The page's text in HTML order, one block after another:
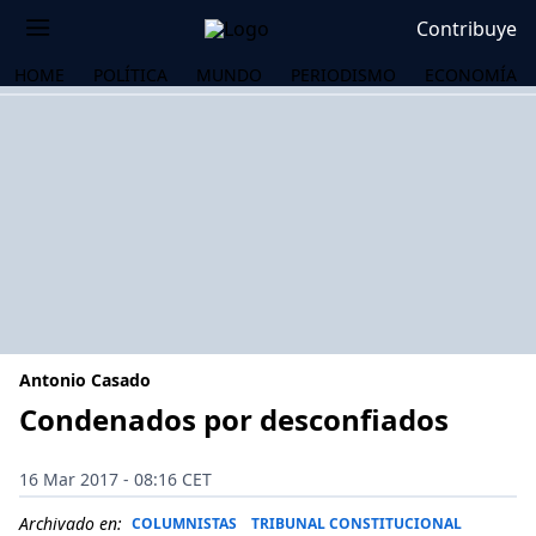
Contribuye
HOME POLÍTICA MUNDO PERIODISMO ECONOMÍA
Antonio Casado
Condenados por desconfiados
16 Mar 2017 - 08:16 CET
Archivado en: COLUMNISTAS TRIBUNAL CONSTITUCIONAL